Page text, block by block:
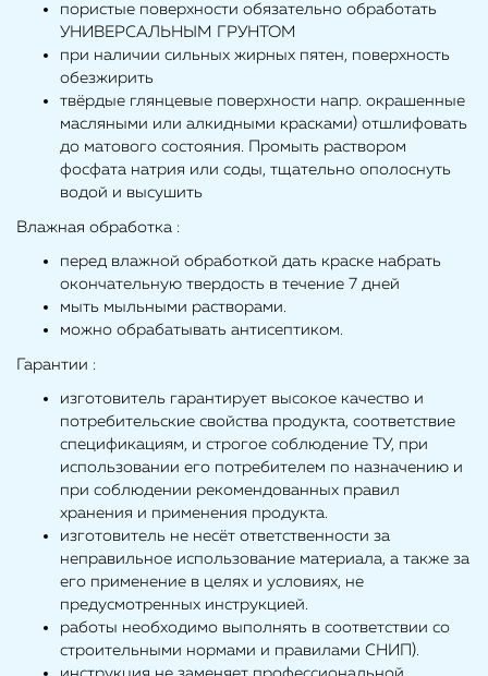
пористые поверхности обязательно обработать
УНИВЕРСАЛЬНЫМ ГРУНТОМ
при наличии сильных жирных пятен, поверхность
обезжирить
твёрдые глянцевые поверхности напр. окрашенные
масляными или алкидными красками) отшлифовать
до матового состояния. Промыть раствором
фосфата натрия или соды, тщательно ополоснуть
водой и высушить
Влажная обработка :
перед влажной обработкой дать краске набрать
окончательную твердость в течение 7 дней
мыть мыльными растворами.
можно обрабатывать антисептиком.
Гарантии :
изготовитель гарантирует высокое качество и
потребительские свойства продукта, соответствие
спецификациям, и строгое соблюдение ТУ, при
использовании его потребителем по назначению и
при соблюдении рекомендованных правил
хранения и применения продукта.
изготовитель не несёт ответственности за
неправильное использование материала, а также за
его применение в целях и условиях, не
предусмотренных инструкцией.
работы необходимо выполнять в соответствии со
строительными нормами и правилами СНИП).